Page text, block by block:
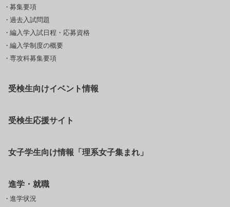
募集要項
過去入試問題
編入学入試日程・応募資格
編入学制度の概要
専攻科募集要項
受検生向けイベント情報
受検生応援サイト
女子学生向け情報「理系女子集まれ」
進学・就職
進学状況